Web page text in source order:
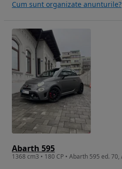
Cum sunt organizate anunturile?
Abarth 595